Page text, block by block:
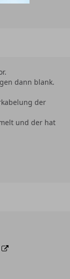
dann blank.
der
und der hat